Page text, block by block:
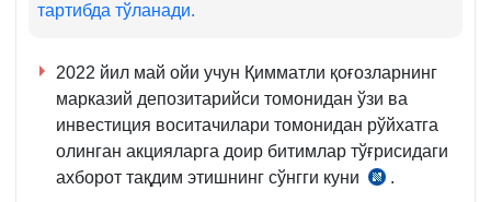
тартибда тўланади.
2022 йил май ойи учун Қимматли қоғозларнинг
марказий депозитарийси томонидан ўзи ва
инвестиция воситачилари томонидан рўйхатга
олинган акцияларга доир битимлар тўғрисидаги
ахборот тақдим этишнинг сўнгги куни
СК
.